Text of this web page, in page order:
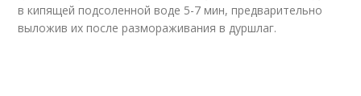
в кипящей подсоленной воде 5-7 мин, предварительно
выложив их после размораживания в дуршлаг.